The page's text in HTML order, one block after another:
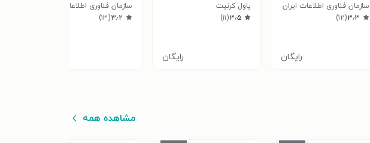
اقتصادی
سازمان فناوری اطلاعات ایران
۳٫۳(۱۲)
رایگان
رسیدن به ایده های
غیرمنتظره و سودآور
پاول کرنیت
۳٫۵(۱۱)
رایگان
سازمان فناوری اطلاعات ایران
۳٫۲(۱۳)
مشاهده همه